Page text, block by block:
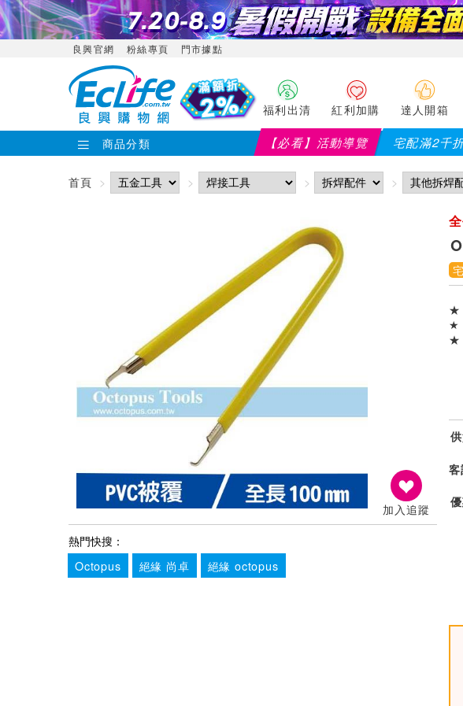
良興官網 粉絲專頁 門市據點
福利出清 紅利加購 達人開箱
商品分類 【必看】活動導覽 宅配滿2千
首頁
加入追蹤
熱門快搜：
Octopus
絕緣 尚卓 絕緣 octopus
★
★
★